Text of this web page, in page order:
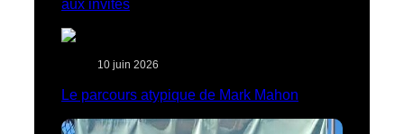
aux invités
10 juin 2026
Le parcours atypique de Mark Mahon